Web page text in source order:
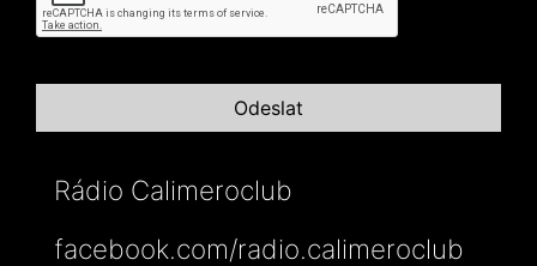
Rádio Calimeroclub
facebook.com/radio.calimeroclub